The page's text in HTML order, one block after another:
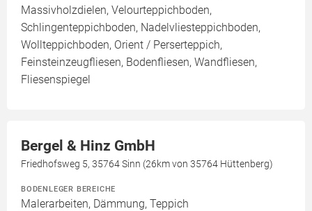
Massivholzdielen, Velourteppichboden,
Schlingenteppichboden, Nadelvliesteppichboden,
Wollteppichboden, Orient / Perserteppich,
Feinsteinzeugfliesen, Bodenfliesen, Wandfliesen,
Fliesenspiegel
Bergel & Hinz GmbH
Friedhofsweg 5, 35764 Sinn (26km von 35764 Hüttenberg)
BODENLEGER BEREICHE
Malerarbeiten, Dämmung, Teppich